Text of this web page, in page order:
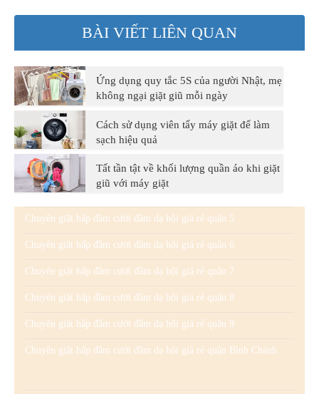
BÀI VIẾT LIÊN QUAN
Ứng dụng quy tắc 5S của người Nhật, mẹ
không ngại giặt giũ mỗi ngày
Cách sử dụng viên tẩy máy giặt để làm
sạch hiệu quả
Tất tần tật về khối lượng quần áo khi giặt
giũ với máy giặt
Chuyên giặt hấp đầm cưới đầm dạ hội giá rẻ quận 5
Chuyên giặt hấp đầm cưới đầm dạ hội giá rẻ quận 6
Chuyên giặt hấp đầm cưới đầm dạ hội giá rẻ quận 7
Chuyên giặt hấp đầm cưới đầm dạ hội giá rẻ quận 8
Chuyên giặt hấp đầm cưới đầm dạ hội giá rẻ quận 9
Chuyên giặt hấp đầm cưới đầm dạ hội giá rẻ quận Bình Chánh